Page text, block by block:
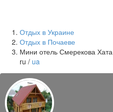
Отдых в Украине
Отдых в Почаеве
Мини отель Смерекова Хата
ru / ua